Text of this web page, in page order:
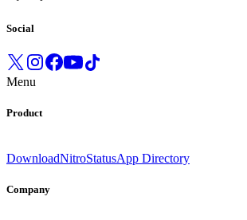
Social
Menu
Product
DownloadNitroStatusApp Directory
Company